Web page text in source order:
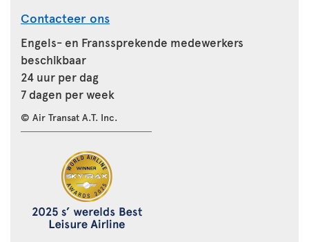
Contacteer ons
Engels- en Franssprekende medewerkers
beschikbaar
24 uur per dag
7 dagen per week
© Air Transat A.T. Inc.